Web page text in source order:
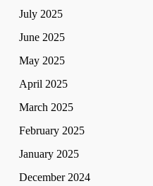
July 2025
June 2025
May 2025
April 2025
March 2025
February 2025
January 2025
December 2024